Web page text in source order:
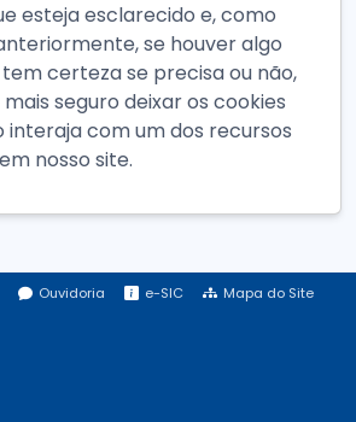
esteja esclarecido e, como
se houver algo
certeza se precisa ou não,
seguro deixar os cookies
interaja com um dos recursos
nosso site.
Ouvidoria e-SIC Mapa do Site